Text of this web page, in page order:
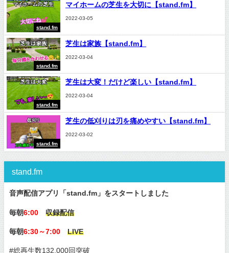
stand.fm
マイホームの芝生を大切に【stand.fm】
2022-03-05
stand.fm
芝生は家族【stand.fm】
2022-03-04
stand.fm
芝生は大変！だけど楽しい【stand.fm】
2022-03-04
stand.fm
芝生の低刈りは刃を痛めやすい【stand.fm】
2022-03-02
stand.fm
音声配信アプリ「stand.fm」をスタートしました
毎朝6:00 収録配信
毎朝6:30～7:00 LIVE
#総再生数132,000回突破